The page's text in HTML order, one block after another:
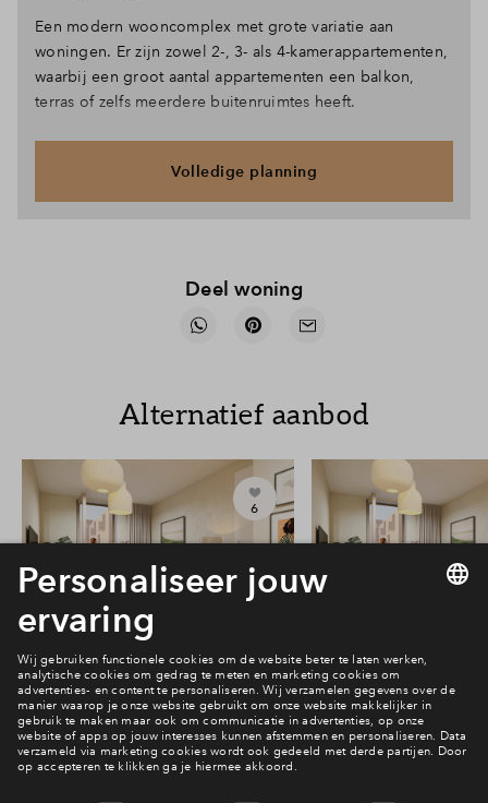
Een modern wooncomplex met grote variatie aan
woningen. Er zijn zowel 2-, 3- als 4-kamerappartementen,
waarbij een groot aantal appartementen een balkon,
terras of zelfs meerdere buitenruimtes heeft.
Volledige planning
Deel woning
Alternatief aanbod
6
#201
Vrij
Victoria Two 3-kamer
appartement #201
€ 423.344 v.o.n.
Vrij
Victoria Two 3-
appartement
€ 423.344